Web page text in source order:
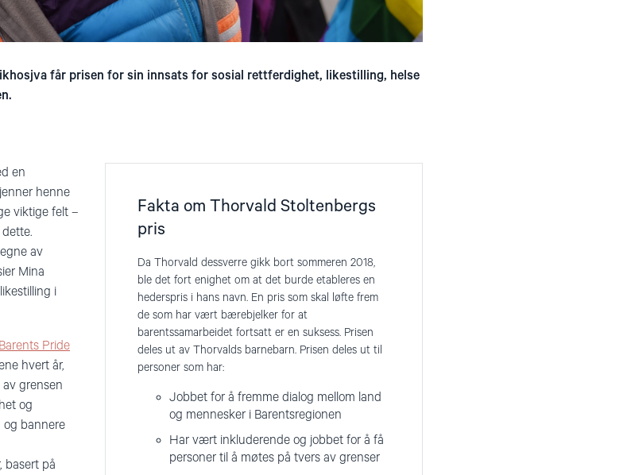
får prisen for sin innsats for sosial rettferdighet, likestilling, helse
Fakta om Thorvald Stoltenbergs
pris
Da Thorvald dessverre gikk bort sommeren 2018,
ble det fort enighet om at det burde etableres en
hederspris i hans navn. En pris som skal løfte frem
de som har vært bærebjelker for at
barentssamarbeidet fortsatt er en suksess. Prisen
deles ut av Thorvalds barnebarn. Prisen deles ut til
personer som har:
Jobbet for å fremme dialog mellom land
og mennesker i Barentsregionen
Har vært inkluderende og jobbet for å få
personer til å møtes på tvers av grenser
en
henne
viktige felt –
av
Mina
i
Barents Pride
hvert år,
grensen
og
bannere
basert på